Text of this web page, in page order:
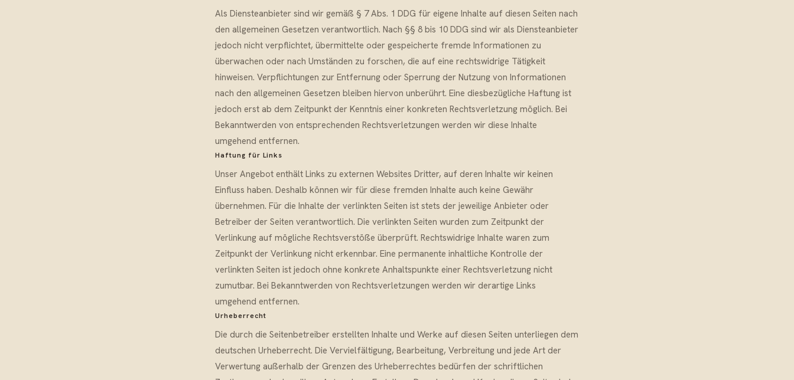
Als Diensteanbieter sind wir gemäß § 7 Abs. 1 DDG für eigene Inhalte auf diesen Seiten nach
den allgemeinen Gesetzen verantwortlich. Nach §§ 8 bis 10 DDG sind wir als Diensteanbieter
jedoch nicht verpflichtet, übermittelte oder gespeicherte fremde Informationen zu
überwachen oder nach Umständen zu forschen, die auf eine rechtswidrige Tätigkeit
hinweisen. Verpflichtungen zur Entfernung oder Sperrung der Nutzung von Informationen
nach den allgemeinen Gesetzen bleiben hiervon unberührt. Eine diesbezügliche Haftung ist
jedoch erst ab dem Zeitpunkt der Kenntnis einer konkreten Rechtsverletzung möglich. Bei
Bekanntwerden von entsprechenden Rechtsverletzungen werden wir diese Inhalte
umgehend entfernen.
Haftung für Links
Unser Angebot enthält Links zu externen Websites Dritter, auf deren Inhalte wir keinen
Einfluss haben. Deshalb können wir für diese fremden Inhalte auch keine Gewähr
übernehmen. Für die Inhalte der verlinkten Seiten ist stets der jeweilige Anbieter oder
Betreiber der Seiten verantwortlich. Die verlinkten Seiten wurden zum Zeitpunkt der
Verlinkung auf mögliche Rechtsverstöße überprüft. Rechtswidrige Inhalte waren zum
Zeitpunkt der Verlinkung nicht erkennbar. Eine permanente inhaltliche Kontrolle der
verlinkten Seiten ist jedoch ohne konkrete Anhaltspunkte einer Rechtsverletzung nicht
zumutbar. Bei Bekanntwerden von Rechtsverletzungen werden wir derartige Links
umgehend entfernen.
Urheberrecht
Die durch die Seitenbetreiber erstellten Inhalte und Werke auf diesen Seiten unterliegen dem
deutschen Urheberrecht. Die Vervielfältigung, Bearbeitung, Verbreitung und jede Art der
Verwertung außerhalb der Grenzen des Urheberrechtes bedürfen der schriftlichen